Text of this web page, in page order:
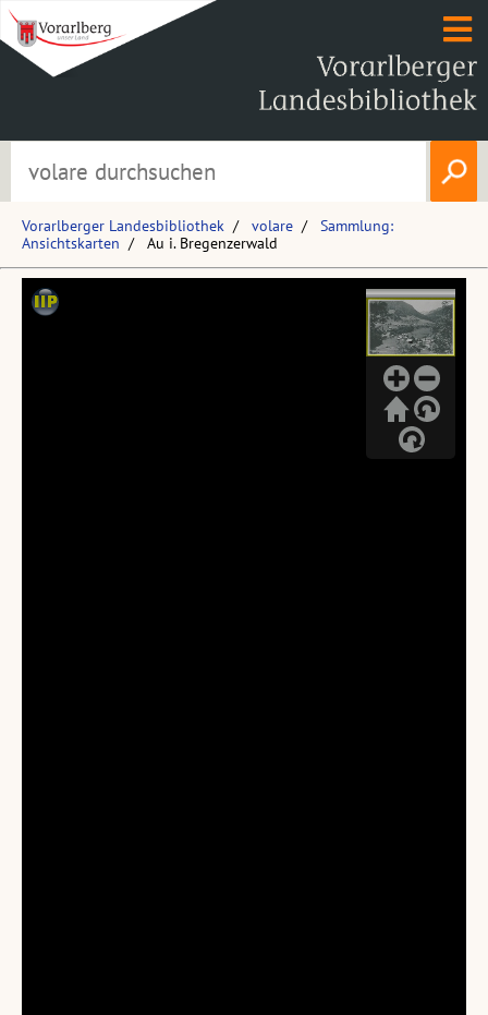
Vorarlberger Landesbibliothek volare
Sammlung:
Ansichtskarten
Au i. Bregenzerwald